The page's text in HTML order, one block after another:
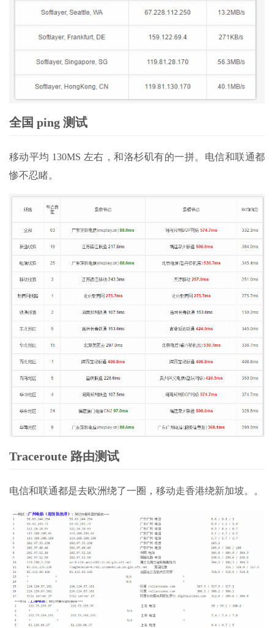
全国 ping 测试
移动平均 130MS 左右，和洛杉矶有的一拼。电信和联通都
惨不忍睹。
Traceroute 路由测试
电信和联通都是去欧洲绕了一圈，移动走香港绕新加坡。。